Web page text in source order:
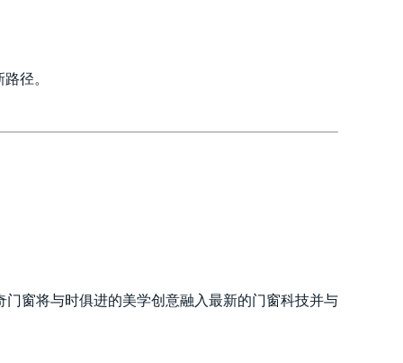
径。
窗将与时俱进的美学创意融入最新的门窗科技并与